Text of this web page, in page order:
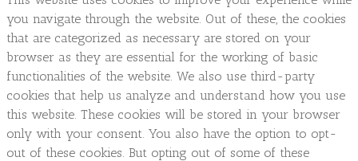
you navigate through the website. Out of these, the cookies
that are categorized as necessary are stored on your
browser as they are essential for the working of basic
functionalities of the website. We also use third-party
cookies that help us analyze and understand how you use
this website. These cookies will be stored in your browser
only with your consent. You also have the option to opt-
out of these cookies. But opting out of some of these